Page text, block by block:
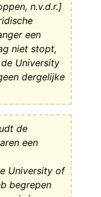
n.v.d.r.]
een
niet stopt,
University
dergelijke
de
een
University of
begrepen